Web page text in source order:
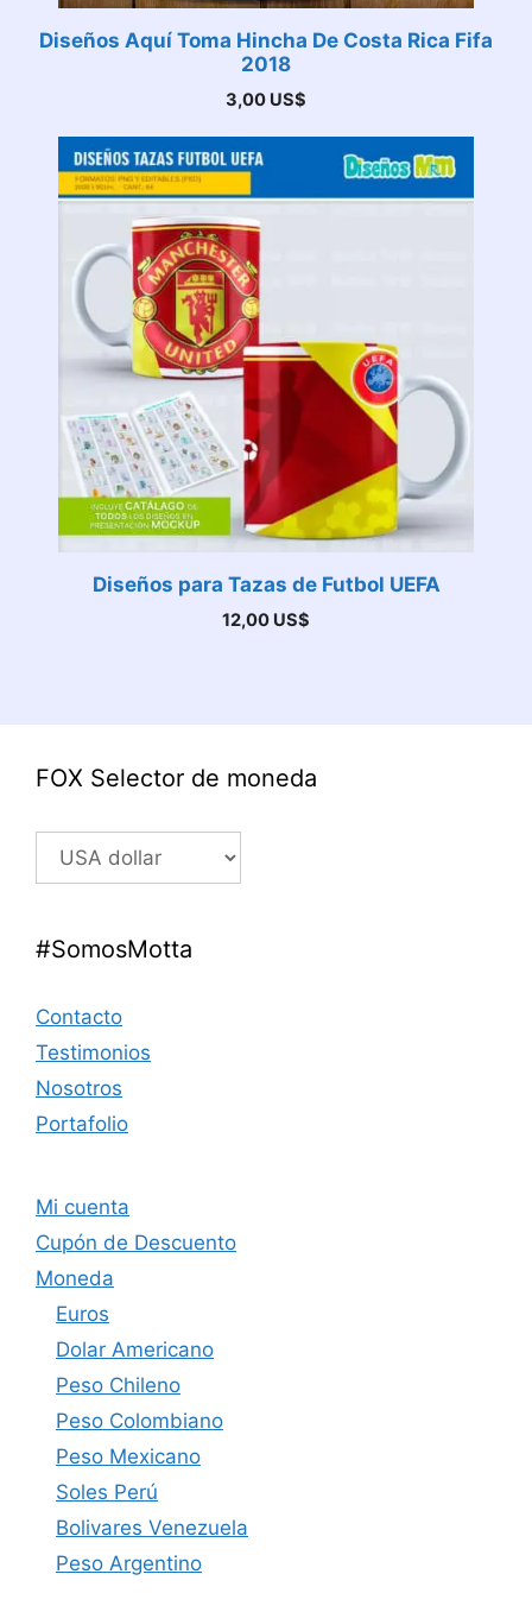
Diseños Aquí Toma Hincha De Costa Rica Fifa
2018
3,00 US$
Diseños para Tazas de Futbol UEFA
12,00 US$
FOX Selector de moneda
#SomosMotta
Contacto
Testimonios
Nosotros
Portafolio
Mi cuenta
Cupón de Descuento
Moneda
Euros
Dolar Americano
Peso Chileno
Peso Colombiano
Peso Mexicano
Soles Perú
Bolivares Venezuela
Peso Argentino